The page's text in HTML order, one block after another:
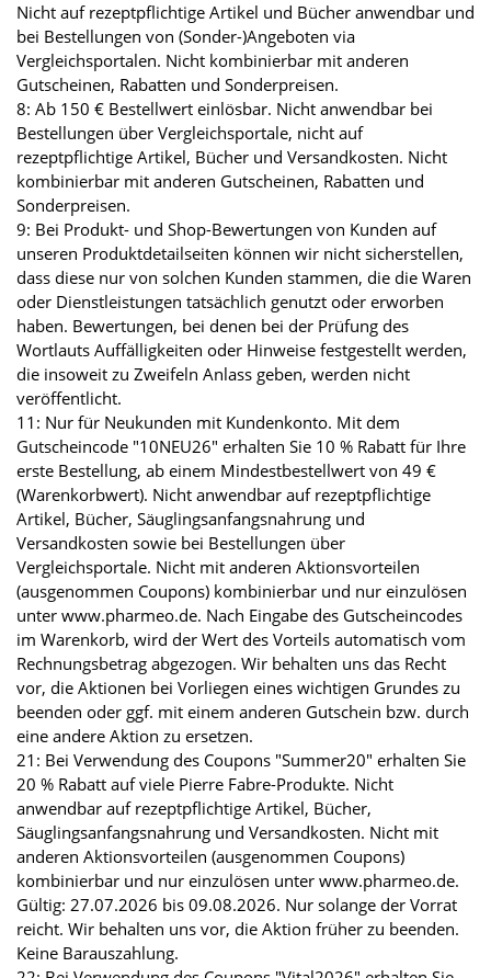
Nicht auf rezeptpflichtige Artikel und Bücher anwendbar und
bei Bestellungen von (Sonder-)Angeboten via
Vergleichsportalen. Nicht kombinierbar mit anderen
Gutscheinen, Rabatten und Sonderpreisen.
8: Ab 150 € Bestellwert einlösbar. Nicht anwendbar bei
Bestellungen über Vergleichsportale, nicht auf
rezeptpflichtige Artikel, Bücher und Versandkosten. Nicht
kombinierbar mit anderen Gutscheinen, Rabatten und
Sonderpreisen.
9: Bei Produkt- und Shop-Bewertungen von Kunden auf
unseren Produktdetailseiten können wir nicht sicherstellen,
dass diese nur von solchen Kunden stammen, die die Waren
oder Dienstleistungen tatsächlich genutzt oder erworben
haben. Bewertungen, bei denen bei der Prüfung des
Wortlauts Auffälligkeiten oder Hinweise festgestellt werden,
die insoweit zu Zweifeln Anlass geben, werden nicht
veröffentlicht.
11: Nur für Neukunden mit Kundenkonto. Mit dem
Gutscheincode "10NEU26" erhalten Sie 10 % Rabatt für Ihre
erste Bestellung, ab einem Mindestbestellwert von 49 €
(Warenkorbwert). Nicht anwendbar auf rezeptpflichtige
Artikel, Bücher, Säuglingsanfangsnahrung und
Versandkosten sowie bei Bestellungen über
Vergleichsportale. Nicht mit anderen Aktionsvorteilen
(ausgenommen Coupons) kombinierbar und nur einzulösen
unter www.pharmeo.de. Nach Eingabe des Gutscheincodes
im Warenkorb, wird der Wert des Vorteils automatisch vom
Rechnungsbetrag abgezogen. Wir behalten uns das Recht
vor, die Aktionen bei Vorliegen eines wichtigen Grundes zu
beenden oder ggf. mit einem anderen Gutschein bzw. durch
eine andere Aktion zu ersetzen.
21: Bei Verwendung des Coupons "Summer20" erhalten Sie
20 % Rabatt auf viele Pierre Fabre-Produkte. Nicht
anwendbar auf rezeptpflichtige Artikel, Bücher,
Säuglingsanfangsnahrung und Versandkosten. Nicht mit
anderen Aktionsvorteilen (ausgenommen Coupons)
kombinierbar und nur einzulösen unter www.pharmeo.de.
Gültig: 27.07.2026 bis 09.08.2026. Nur solange der Vorrat
reicht. Wir behalten uns vor, die Aktion früher zu beenden.
Keine Barauszahlung.